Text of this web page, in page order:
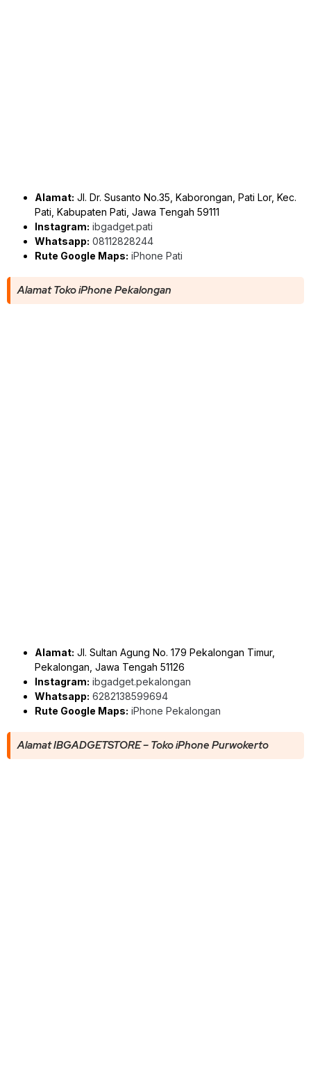
Alamat: Jl. Dr. Susanto No.35, Kaborongan, Pati Lor, Kec.
Pati, Kabupaten Pati, Jawa Tengah 59111
Instagram: ibgadget.pati
Whatsapp: 08112828244
Rute Google Maps: iPhone Pati
Alamat Toko iPhone Pekalongan
Alamat: Jl. Sultan Agung No. 179 Pekalongan Timur,
Pekalongan, Jawa Tengah 51126
Instagram: ibgadget.pekalongan
Whatsapp: 6282138599694
Rute Google Maps: iPhone Pekalongan
Alamat IBGADGETSTORE – Toko iPhone Purwokerto